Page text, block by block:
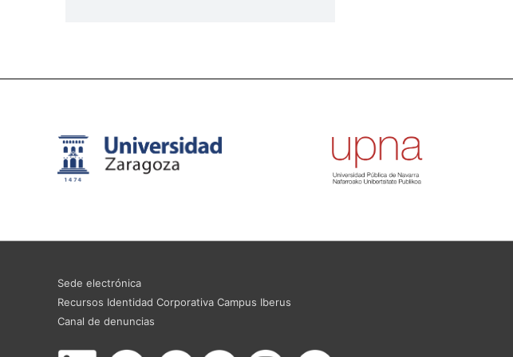
Sede electrónica
Recursos Identidad Corporativa Campus Iberus
Canal de denuncias